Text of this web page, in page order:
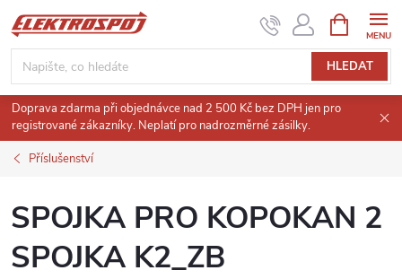
Přejít
na
obsah
HLEDAT
NÁKUPNÍ
KOŠÍK
Doprava zdarma při objednávce nad 2 500 Kč bez DPH jen pro
registrované zákazníky. Neplatí pro nadrozměrné zásilky.
Příslušenství
SPOJKA PRO KOPOKAN 2
SPOJKA K2_ZB